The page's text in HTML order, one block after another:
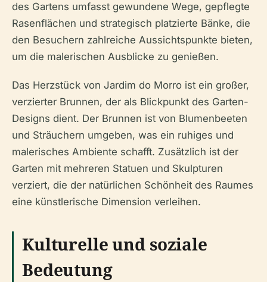
des Gartens umfasst gewundene Wege, gepflegte
Rasenflächen und strategisch platzierte Bänke, die
den Besuchern zahlreiche Aussichtspunkte bieten,
um die malerischen Ausblicke zu genießen.
Das Herzstück von Jardim do Morro ist ein großer,
verzierter Brunnen, der als Blickpunkt des Garten-
Designs dient. Der Brunnen ist von Blumenbeeten
und Sträuchern umgeben, was ein ruhiges und
malerisches Ambiente schafft. Zusätzlich ist der
Garten mit mehreren Statuen und Skulpturen
verziert, die der natürlichen Schönheit des Raumes
eine künstlerische Dimension verleihen.
Kulturelle und soziale
Bedeutung